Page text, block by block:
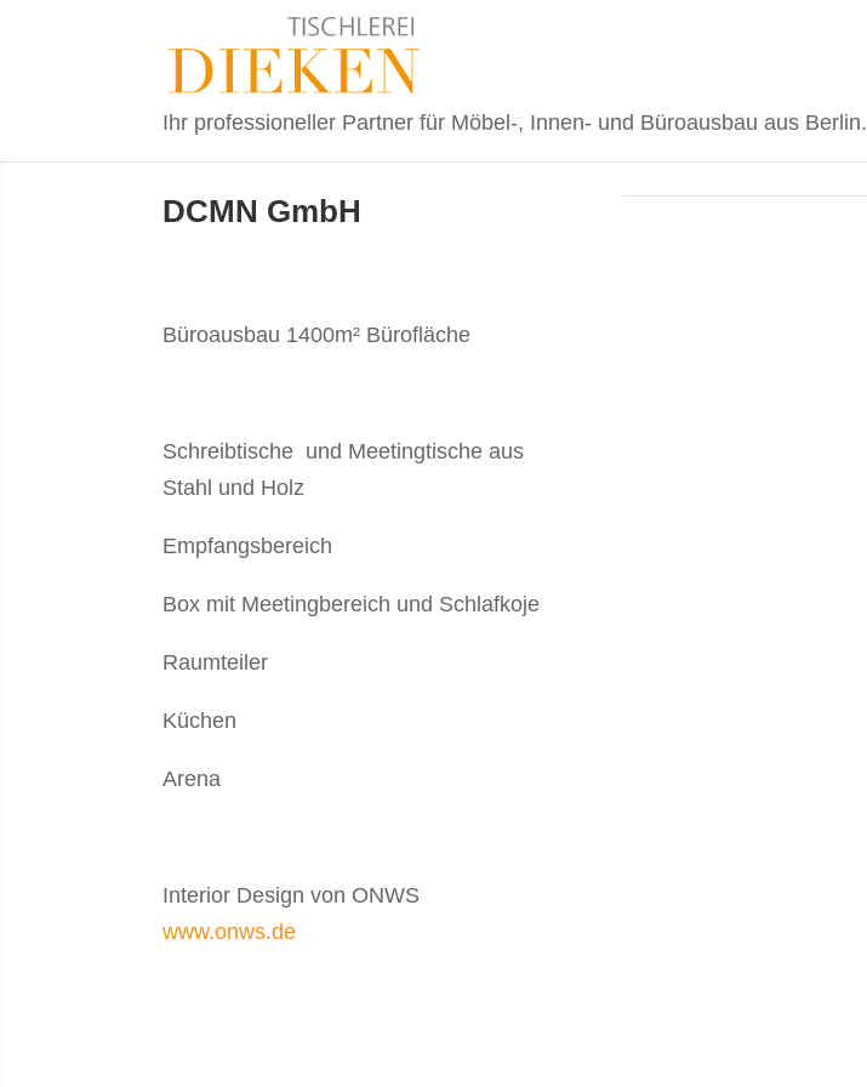
Ihr professioneller Partner für Möbel-, Innen- und Büroausbau aus Berlin.
DCMN GmbH
Büroausbau 1400m² Bürofläche
Schreibtische und Meetingtische aus
Stahl und Holz
Empfangsbereich
Box mit Meetingbereich und Schlafkoje
Raumteiler
Küchen
Arena
Interior Design von ONWS
www.onws.de